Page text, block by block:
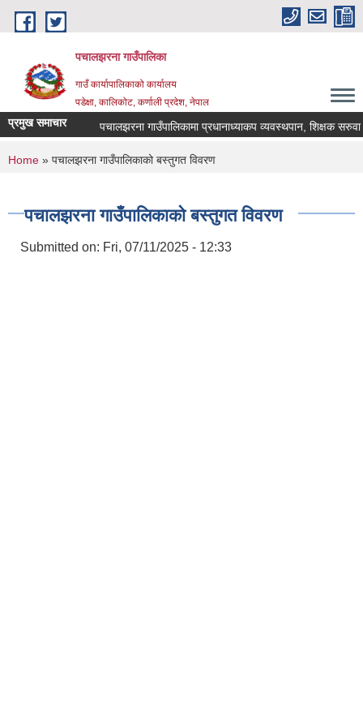
Skip to main content
पचालझरना गाउँपालिका
गाउँ कार्यापालिकाको कार्यालय
पडेक्षा, कालिकोट, कर्णाली प्रदेश, नेपाल
प्रमुख समाचार पचालझरना गाउँपालिकामा प्रधानाध्याकप व्यवस्थपान, शिक्षक सरुवा
You are here
Home » पचालझरना गाउँपालिकाको बस्तुगत विवरण
पचालझरना गाउँपालिकाको बस्तुगत विवरण
Submitted on: Fri, 07/11/2025 - 12:33